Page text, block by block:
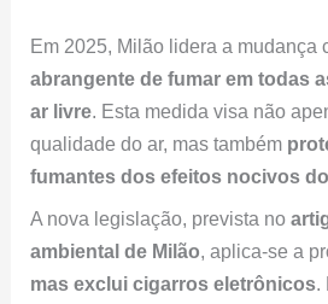
Em 2025, Milão lidera a mudança
abrangente de fumar em todas
ar livre. Esta medida visa não
qualidade do ar, mas também
fumantes dos efeitos nocivos
A nova legislação, prevista no
ambiental de Milão, aplica-se a
mas exclui cigarros eletrônicos.